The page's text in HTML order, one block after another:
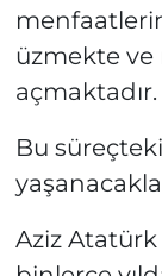
üzmekte
açmaktadır.
Bu
Aziz Atatürk